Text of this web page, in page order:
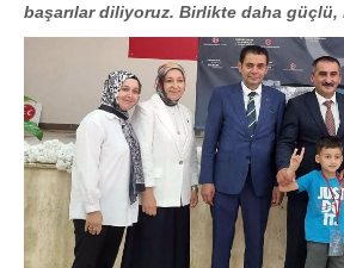
başarılar diliyoruz. Birlikte daha